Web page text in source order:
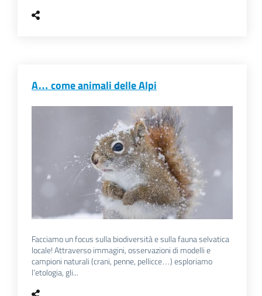
A… come animali delle Alpi
Facciamo un focus sulla biodiversità e sulla fauna selvatica
locale! Attraverso immagini, osservazioni di modelli e
campioni naturali (crani, penne, pellicce…) esploriamo
l’etologia, gli...